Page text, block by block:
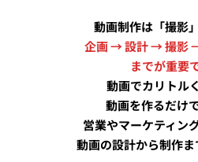
動画制作は「撮影
企画 → 設計 → 撮影
までが重要
動画でカリトル
動画を作るだけ
営業やマーケティン
動画の設計から制作ま